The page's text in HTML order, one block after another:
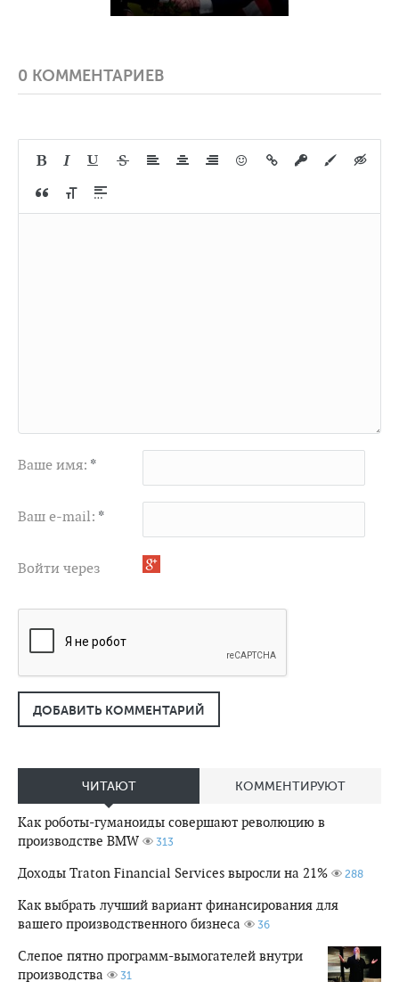
0 КОММЕНТАРИЕВ
Ваше имя: *
Ваш e-mail: *
Войти через
ДОБАВИТЬ КОММЕНТАРИЙ
ЧИТАЮТ КОММЕНТИРУЮТ
Как роботы-гуманоиды совершают революцию в
производстве BMW
313
Доходы Traton Financial Services выросли на 21% 288
Как выбрать лучший вариант финансирования для
вашего производственного бизнеса
36
Слепое пятно программ-вымогателей внутри
производства
31